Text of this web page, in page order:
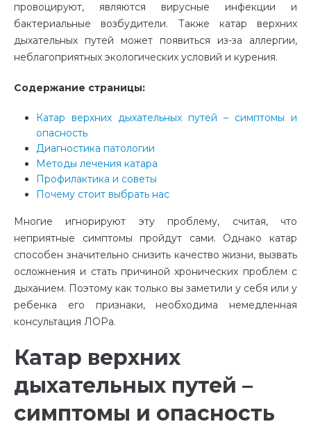
провоцируют, являются вирусные инфекции и
бактериальные возбудители. Также катар верхних
дыхательных путей может появиться из-за аллергии,
неблагоприятных экологических условий и курения.
Содержание страницы:
Катар верхних дыхательных путей – симптомы и
опасность
Диагностика патологии
Методы лечения катара
Профилактика и советы
Почему стоит выбрать нас
Многие игнорируют эту проблему, считая, что
неприятные симптомы пройдут сами. Однако катар
способен значительно снизить качество жизни, вызвать
осложнения и стать причиной хронических проблем с
дыханием. Поэтому как только вы заметили у себя или у
ребенка его признаки, необходима немедленная
консультация ЛОРа.
Катар верхних
дыхательных путей –
симптомы и опасность